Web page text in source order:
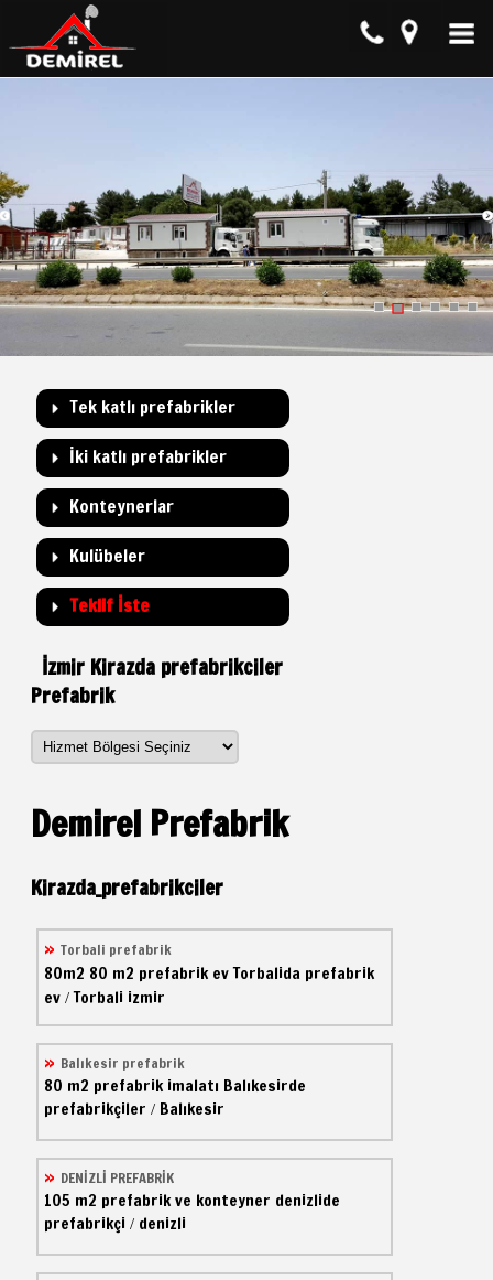
Tek katlı prefabrikler
İki katlı prefabrikler
Konteynerlar
Kulübeler
Teklif İste
İzmir Kirazda prefabrikciler
Prefabrik
Demirel Prefabrik
Kirazda_prefabrikciler
Torbali prefabrik
80m2 80 m2 prefabrik evTorbalida prefabrik
ev/Torbali izmir
Balıkesir prefabrik
80 m2 prefabrik imalatı Balıkesirde
prefabrikçiler / Balıkesir
DENİZLİ PREFABRİK
105 m2 prefabrik ve konteyner denizlide
prefabrikçi / denizli